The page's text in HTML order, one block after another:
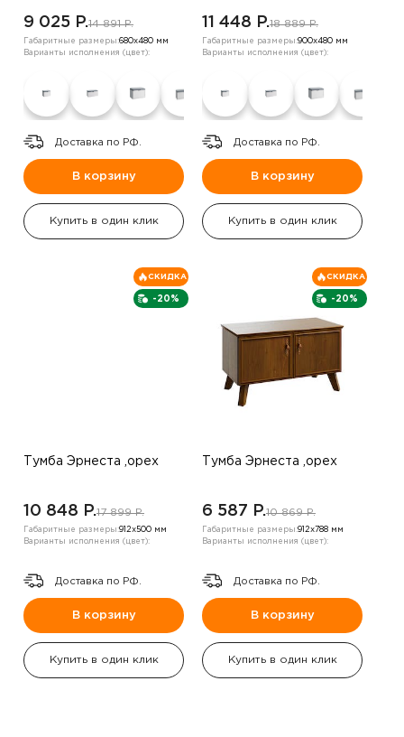
9 025 P.14 891 P.
Габаритные размеры:680х480 мм
Варианты исполнения (цвет):
Доставка по РФ.
В корзину
Купить в один клик
11 448 P.18 889 P.
Габаритные размеры:900х480 мм
Варианты исполнения (цвет):
Доставка по РФ.
В корзину
Купить в один клик
-20%
СКИДКА
Тумба Эрнеста ,орех
10 848 P.17 899 P.
Габаритные размеры:912х500 мм
Варианты исполнения (цвет):
Доставка по РФ.
В корзину
Купить в один клик
-20%
СКИДКА
Тумба Эрнеста ,орех
6 587 P.10 869 P.
Габаритные размеры:912х788 мм
Варианты исполнения (цвет):
Доставка по РФ.
В корзину
Купить в один клик